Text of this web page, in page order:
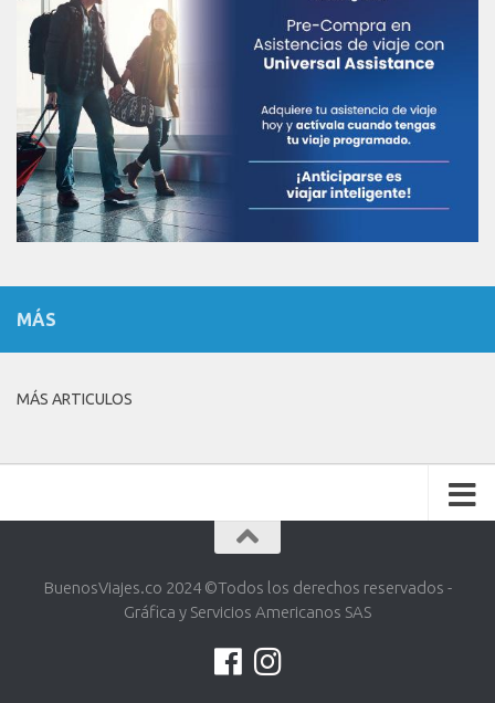
MÁS
MÁS ARTICULOS
BuenosViajes.co 2024 ©️Todos los derechos reservados -
Gráfica y Servicios Americanos SAS